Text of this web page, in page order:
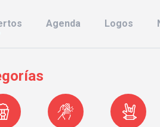
Agenda Logos